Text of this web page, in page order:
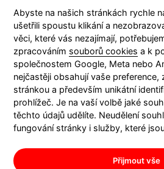
KONTAKT
Abyste na našich stránkách rychle
ušetřili spoustu klikání a
věci, které vás nezajímají,
zpracováním souborů cookies a k
společnostem Google, Meta nebo
nejčastěji obsahují vaše preference,
stránkou a především unikátní
prohlížeč. Je na vaší volbě jaké
těchto údajů udělíte. Neudělení
fungování stránky i služby, které
Přijmout vše